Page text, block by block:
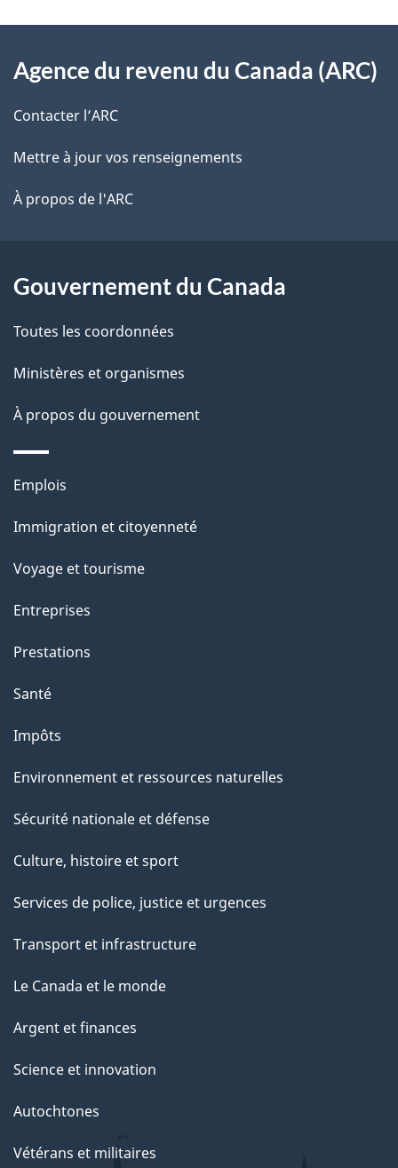
l
s
l
a
a
g
e
o
t
r
e
é
t
a
t
i
n
s
u
r
c
t
t
a
e
propos
de
ce
site
Agence du revenu du Canada (ARC)
Contacter l’ARC
Mettre à jour vos renseignements
À propos de l'ARC
Gouvernement du Canada
Toutes les coordonnées
Ministères et organismes
À propos du gouvernement
Thèmes
sujets
Emplois
Immigration et citoyenneté
Voyage et tourisme
Entreprises
Prestations
Santé
Impôts
Environnement et ressources naturelles
Sécurité nationale et défense
Culture, histoire et sport
Services de police, justice et urgences
Transport et infrastructure
Le Canada et le monde
Argent et finances
Science et innovation
Autochtones
Vétérans et militaires